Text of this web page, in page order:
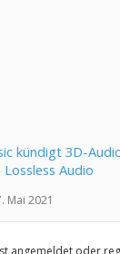
kündigt 3D-
Audio
Mai 2021
angemeldet oder